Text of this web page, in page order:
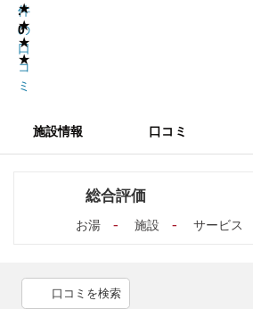
★
★
★
★
.
0
件
の
口
コ
ミ
施設情報 口コミ
総合評価
お湯 - 施設 - サービス
口コミを検索